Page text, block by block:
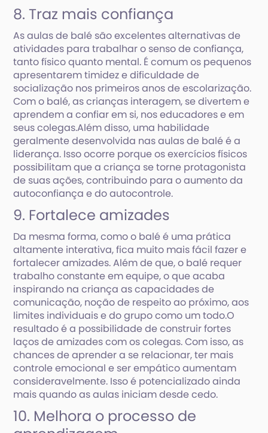
8. Traz mais confiança
As aulas de balé são excelentes alternativas de
atividades para trabalhar o senso de confiança,
tanto físico quanto mental. É comum os pequenos
apresentarem timidez e dificuldade de
socialização nos primeiros anos de escolarização.
Com o balé, as crianças interagem, se divertem e
aprendem a confiar em si, nos educadores e em
seus colegas.Além disso, uma habilidade
geralmente desenvolvida nas aulas de balé é a
liderança. Isso ocorre porque os exercícios físicos
possibilitam que a criança se torne protagonista
de suas ações, contribuindo para o aumento da
autoconfiança e do autocontrole.
9. Fortalece amizades
Da mesma forma, como o balé é uma prática
altamente interativa, fica muito mais fácil fazer e
fortalecer amizades. Além de que, o balé requer
trabalho constante em equipe, o que acaba
inspirando na criança as capacidades de
comunicação, noção de respeito ao próximo, aos
limites individuais e do grupo como um todo.O
resultado é a possibilidade de construir fortes
laços de amizades com os colegas. Com isso, as
chances de aprender a se relacionar, ter mais
controle emocional e ser empático aumentam
consideravelmente. Isso é potencializado ainda
mais quando as aulas iniciam desde cedo.
10. Melhora o processo de